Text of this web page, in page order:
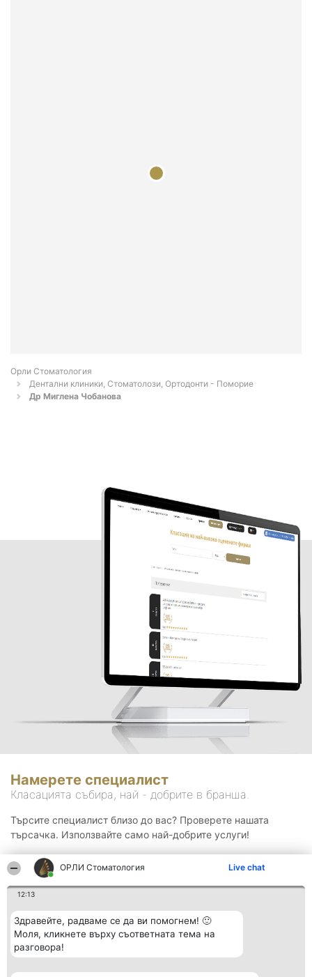
ОРЛИ Стоматология Live chat
12:13
Здравейте, радваме се да ви помогнем! 🙂
Моля, кликнете върху съответната тема на
разговора!
Орли Стоматология
Дентални клиники, Стоматолози, Ортодонти - Поморие
Др Миглена Чобанова
Намерете специалист
Класацията събира, най - добрите в бранша.
Търсите специалист близо до вас? Проверете нашата
търсачка. Използвайте само най-добрите услуги!